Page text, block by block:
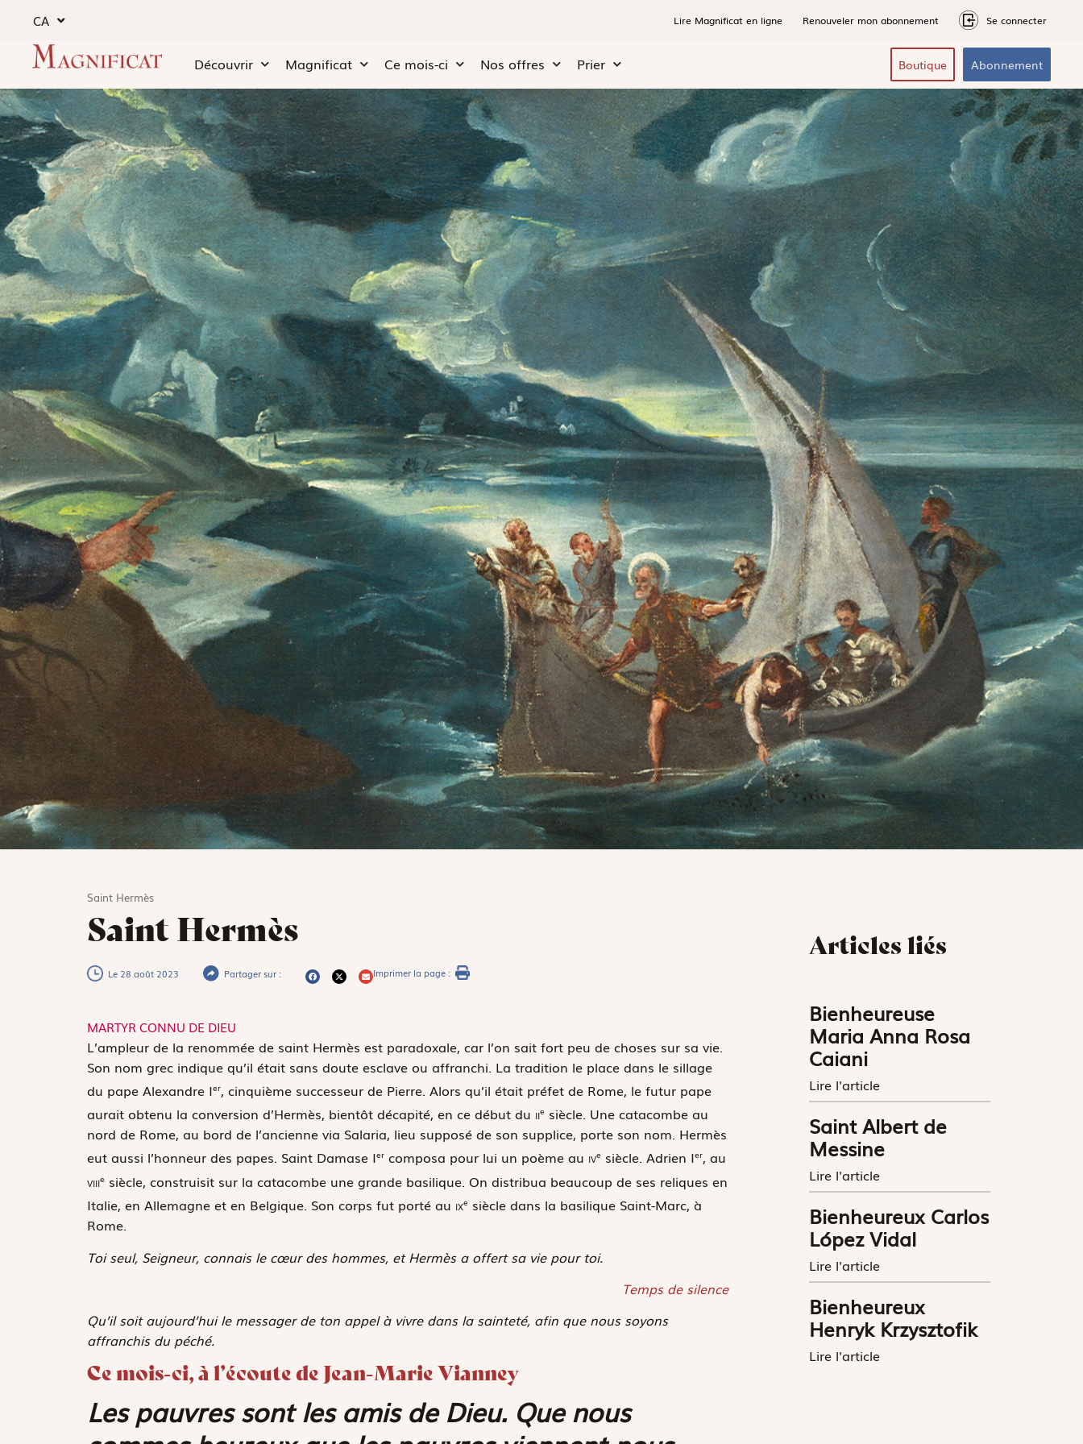
CA Lire Magnificat en ligne Renouveler mon abonnement Se connecter
Découvrir Magnificat Ce mois-ci Nos offres Prier Boutique Abonnement
Saint Hermès
Saint Hermès
Le 28 août 2023 Partager sur : Imprimer la page :
MARTYR CONNU DE DIEU
L’ampleur de la renommée de saint Hermès est paradoxale, car l’on sait fort peu de choses sur sa vie.
Son nom grec indique qu’il était sans doute esclave ou affranchi. La tradition le place dans le sillage
du pape Alexandre Ier, cinquième successeur de Pierre. Alors qu’il était préfet de Rome, le futur pape
aurait obtenu la conversion d’Hermès, bientôt décapité, en ce début du iie siècle. Une catacombe au
nord de Rome, au bord de l’ancienne via Salaria, lieu supposé de son supplice, porte son nom. Hermès
eut aussi l’honneur des papes. Saint Damase Iercomposa pour lui un poème au ive siècle. Adrien Ier, au
viiie siècle, construisit sur la catacombe une grande basilique. On distribua beaucoup de ses reliques en
Italie, en Allemagne et en Belgique. Son corps fut porté au ixe siècle dans la basilique Saint-Marc, à
Rome.
Toi seul, Seigneur, connais le cœur des hommes, et Hermès a offert sa vie pour toi.
Temps de silence
Qu’il soit aujourd’hui le messager de ton appel à vivre dans la sainteté, afin que nous soyons
affranchis du péché.
Ce mois-ci, à l’écoute de Jean-Marie Vianney
Les pauvres sont les amis de Dieu. Que nous
Articles liés
Bienheureuse
Maria Anna Rosa
Caiani
Lire l'article
Saint Albert de
Messine
Lire l'article
Bienheureux Carlos
López Vidal
Lire l'article
Bienheureux
Henryk Krzysztofik
Lire l'article